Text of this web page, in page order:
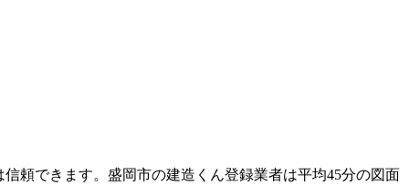
頼できます。盛岡市の建造くん登録業者は平均45分の図面